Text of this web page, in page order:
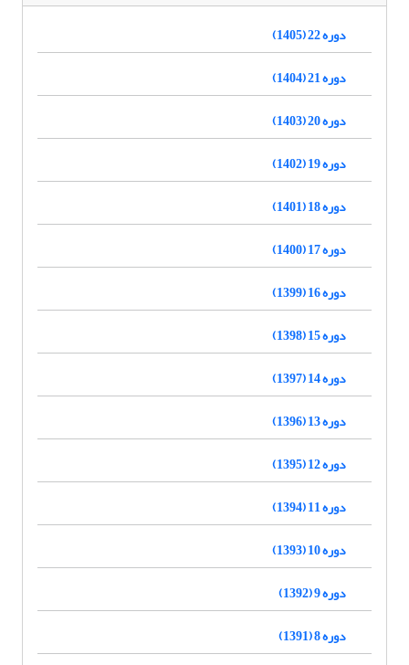
دوره 22 (1405)
دوره 21 (1404)
دوره 20 (1403)
دوره 19 (1402)
دوره 18 (1401)
دوره 17 (1400)
دوره 16 (1399)
دوره 15 (1398)
دوره 14 (1397)
دوره 13 (1396)
دوره 12 (1395)
دوره 11 (1394)
دوره 10 (1393)
دوره 9 (1392)
دوره 8 (1391)